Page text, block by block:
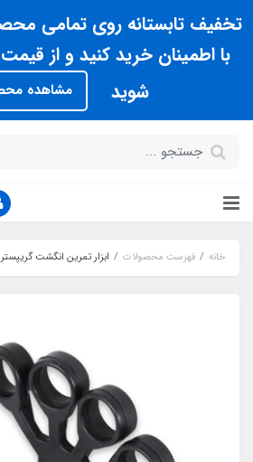
تخفیف تابستانه روی تمامی
با اطمینان خرید کنید و از
شوید
مشاهده
خانه فهرست محصولات ابزار تمرین انگشت گریپستر Agilinex